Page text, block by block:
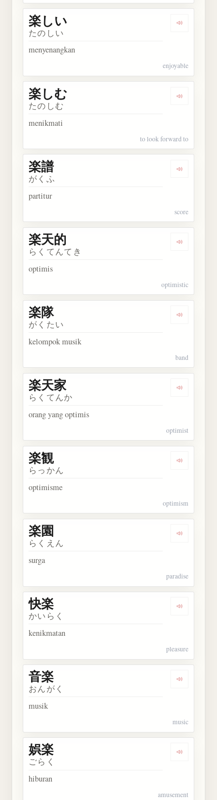
Dengarkan
楽しい
たのしい
menyenangkan
enjoyable
Dengarkan
楽しむ
たのしむ
menikmati
to look forward to
Dengarkan
楽譜
がくふ
partitur
score
Dengarkan
楽天的
らくてんてき
optimis
optimistic
Dengarkan
楽隊
がくたい
kelompok musik
band
Dengarkan
楽天家
らくてんか
orang yang optimis
optimist
Dengarkan
楽観
らっかん
optimisme
optimism
Dengarkan
楽園
らくえん
surga
paradise
Dengarkan
快楽
かいらく
kenikmatan
pleasure
Dengarkan
音楽
おんがく
musik
music
Dengarkan
娯楽
ごらく
hiburan
amusement